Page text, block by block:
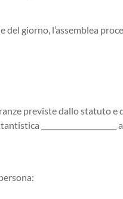
del giorno, l’assemblea
previste dallo statuto
_____________________ a